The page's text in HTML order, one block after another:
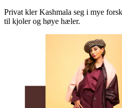
Privat kler Kashmala seg i mye
til kjoler og høye hæler.